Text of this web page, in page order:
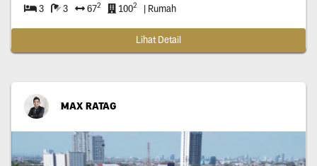
3 3 672 1002 | Rumah
Lihat Detail
MAX RATAG